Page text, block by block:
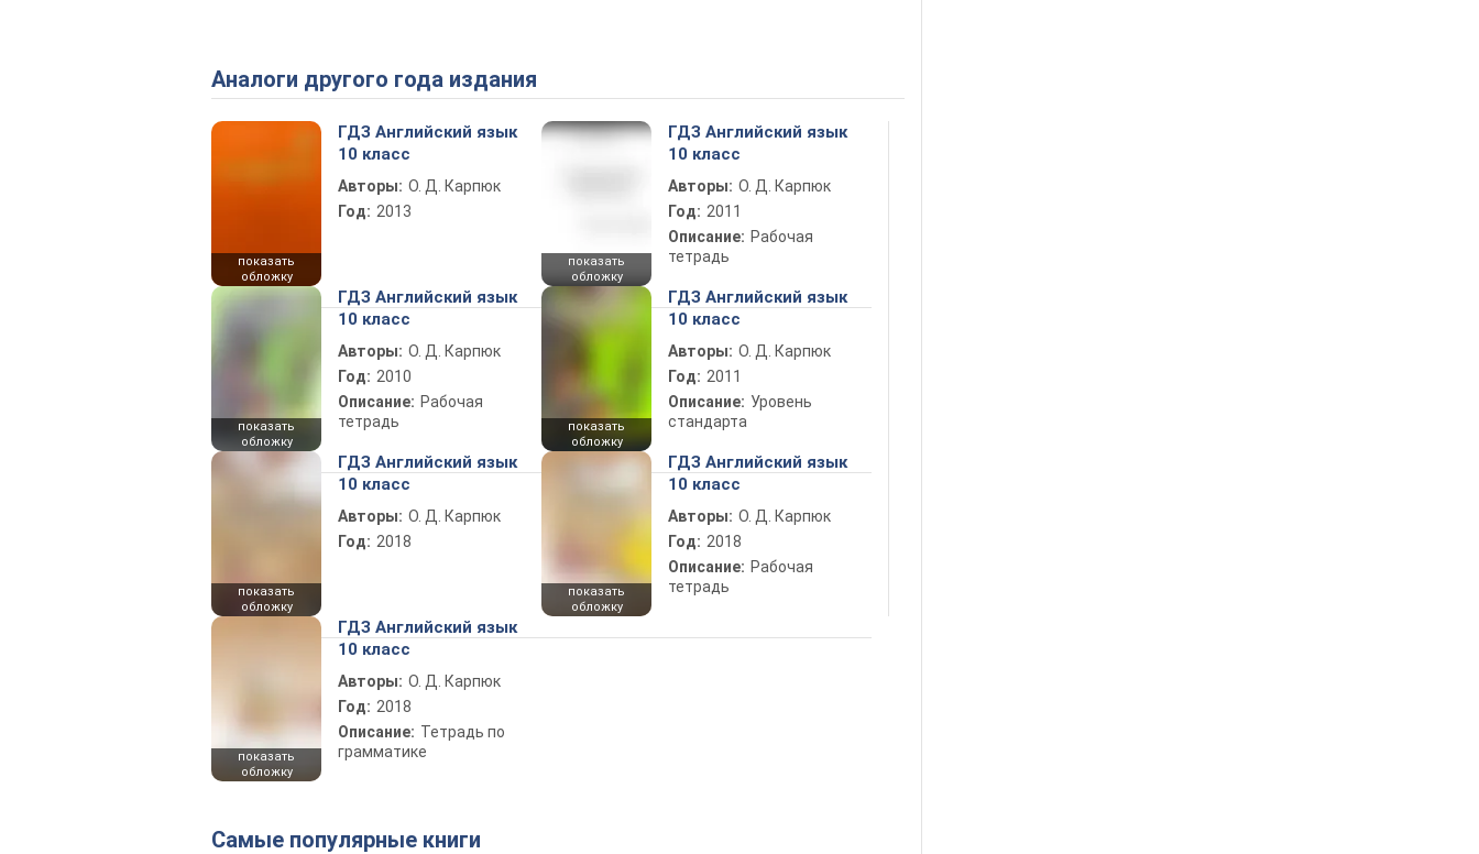
Аналоги другого года издания
показать
обложку
ГДЗ Английский язык
10 класс
Авторы: О. Д. Карпюк
Год: 2013
показать
обложку
ГДЗ Английский язык
10 класс
Авторы: О. Д. Карпюк
Год: 2011
Описание: Рабочая
тетрадь
показать
обложку
ГДЗ Английский язык
10 класс
Авторы: О. Д. Карпюк
Год: 2010
Описание: Рабочая
тетрадь
показать
обложку
ГДЗ Английский язык
10 класс
Авторы: О. Д. Карпюк
Год: 2011
Описание: Уровень
стандарта
показать
обложку
ГДЗ Английский язык
10 класс
Авторы: О. Д. Карпюк
Год: 2018
показать
обложку
ГДЗ Английский язык
10 класс
Авторы: О. Д. Карпюк
Год: 2018
Описание: Рабочая
тетрадь
показать
обложку
ГДЗ Английский язык
10 класс
Авторы: О. Д. Карпюк
Год: 2018
Описание: Тетрадь по
грамматике
Самые популярные книги